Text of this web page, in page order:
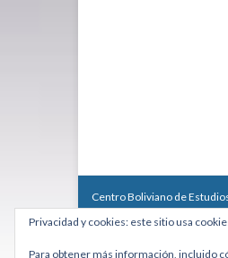
Centro Boliviano de
Calle Macario Pinilla # 2588
Teléfono: +591 2431818 -
Privacidad y cookies: este sitio usa
Para obtener más información, incluido